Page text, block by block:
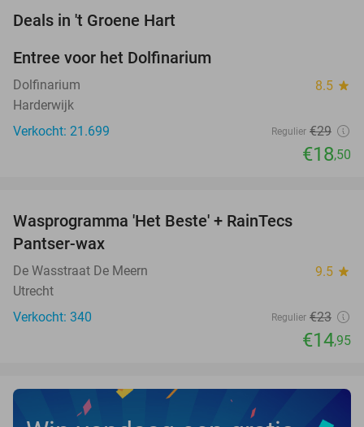
Deals in 't Groene Hart
Entree voor het Dolfinarium
Dolfinarium 8.5 star
Harderwijk
Verkocht: 21.699
Regulier €29
€18,50
Wasprogramma 'Het Beste' + RainTecs
Pantser-wax
De Wasstraat De Meern 9.5 star
Utrecht
Verkocht: 340
Regulier €23
€14,95